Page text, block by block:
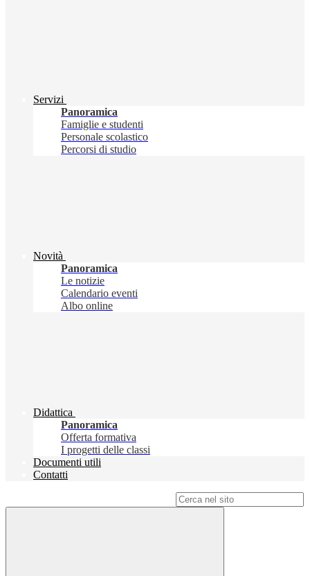
Servizi
Panoramica
Famiglie e studenti
Personale scolastico
Percorsi di studio
Novità
Panoramica
Le notizie
Calendario eventi
Albo online
Didattica
Panoramica
Offerta formativa
I progetti delle classi
Documenti utili
Contatti